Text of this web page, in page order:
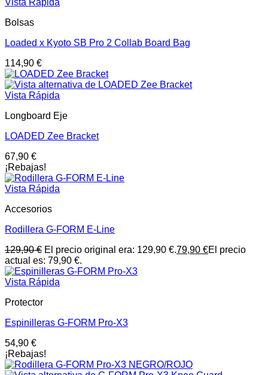
Vista Rápida
Bolsas
Loaded x Kyoto SB Pro 2 Collab Board Bag
114,90 €
Vista Rápida
Longboard Eje
LOADED Zee Bracket
67,90 €
¡Rebajas!
Vista Rápida
Accesorios
Rodillera G-FORM E-Line
129,90€ El precio original era: 129,90 €.79,90 €El precio
actual es: 79,90 €.
Vista Rápida
Protector
Espinilleras G-FORM Pro-X3
54,90 €
¡Rebajas!